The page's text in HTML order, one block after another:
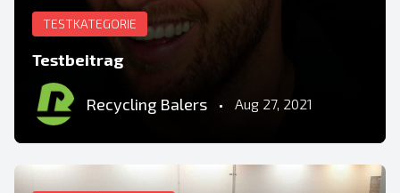
TESTKATEGORIE
Testbeitrag
Recycling Balers • Aug 27, 2021